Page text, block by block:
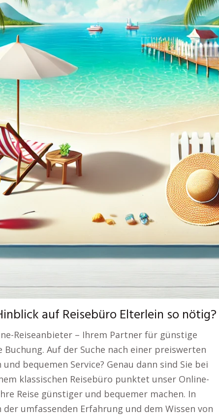
auf Reisebüro Elterlein so nötig?
Reiseanbieter – Ihrem Partner für günstige
Auf der Suche nach einer preiswerten
bequemen Service? Genau dann sind Sie bei
klassischen Reisebüro punktet unser Online-
Reise günstiger und bequemer machen. In
umfassenden Erfahrung und dem Wissen von